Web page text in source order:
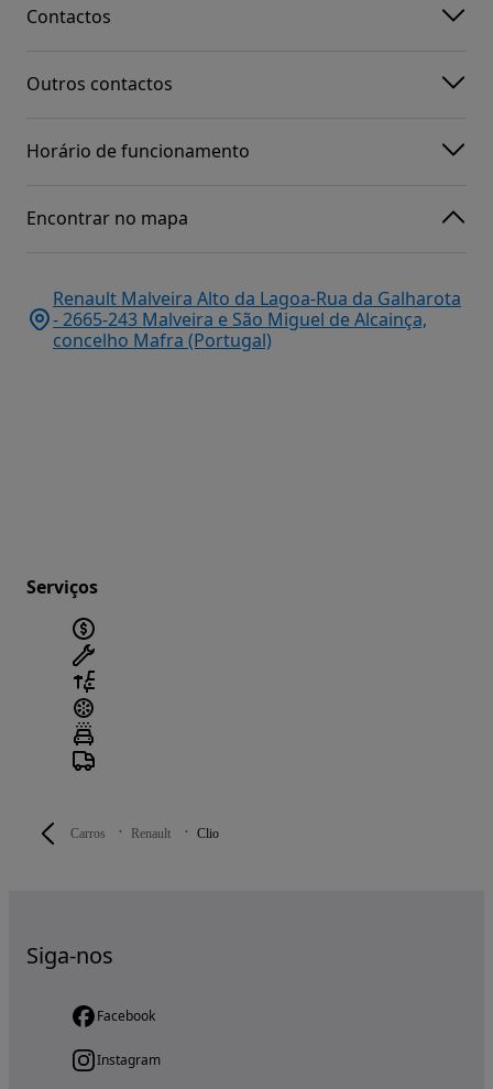
Carros Renault Clio
Contactos
Outros contactos
Horário de funcionamento
Encontrar no mapa
Renault Malveira Alto da Lagoa-Rua da Galharota
- 2665-243 Malveira e São Miguel de Alcainça,
concelho Mafra (Portugal)
Serviços
Siga-nos
Facebook
Instagram